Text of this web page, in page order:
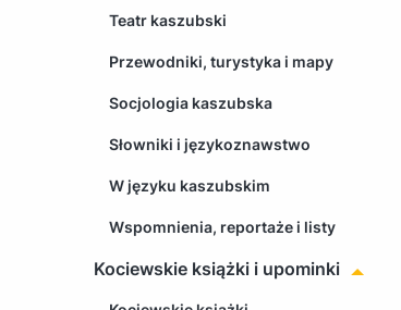
Teatr kaszubski
Przewodniki, turystyka i mapy
Socjologia kaszubska
Słowniki i językoznawstwo
W języku kaszubskim
Wspomnienia, reportaże i listy
Kociewskie książki i upominki